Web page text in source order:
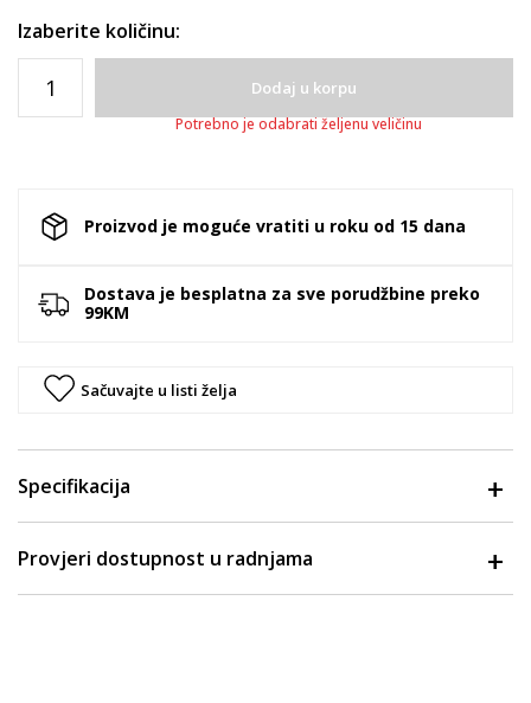
Izaberite količinu:
Dodaj u korpu
Potrebno je odabrati željenu veličinu
Proizvod je moguće vratiti u roku od 15 dana
Dostava je besplatna za sve porudžbine preko
99KM
Sačuvajte u listi želja
Specifikacija
Provjeri dostupnost u radnjama